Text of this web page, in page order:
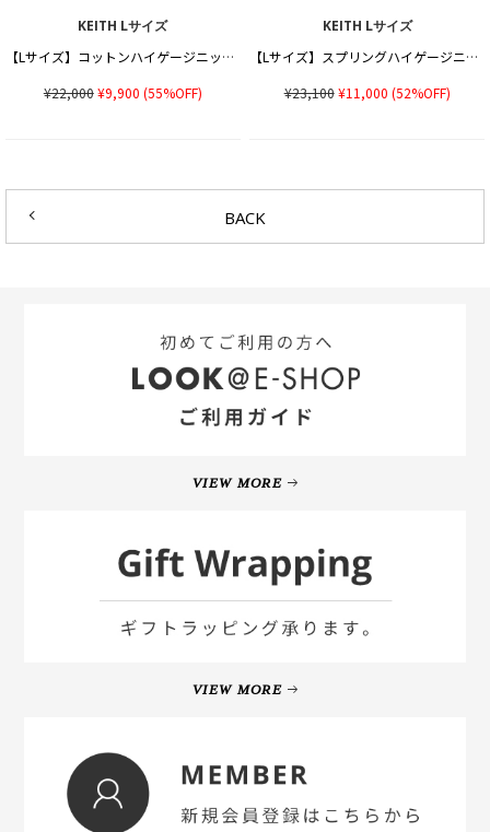
KEITH Lサイズ
【Lサイズ】コットンハイゲージニットカーディガン
¥22,000¥9,900 (55%OFF)
KEITH Lサイズ
【Lサイズ】スプリングハイゲージニットカーディガン
¥23,100¥11,000 (52%OFF)
BACK
VIEW MORE
VIEW MORE